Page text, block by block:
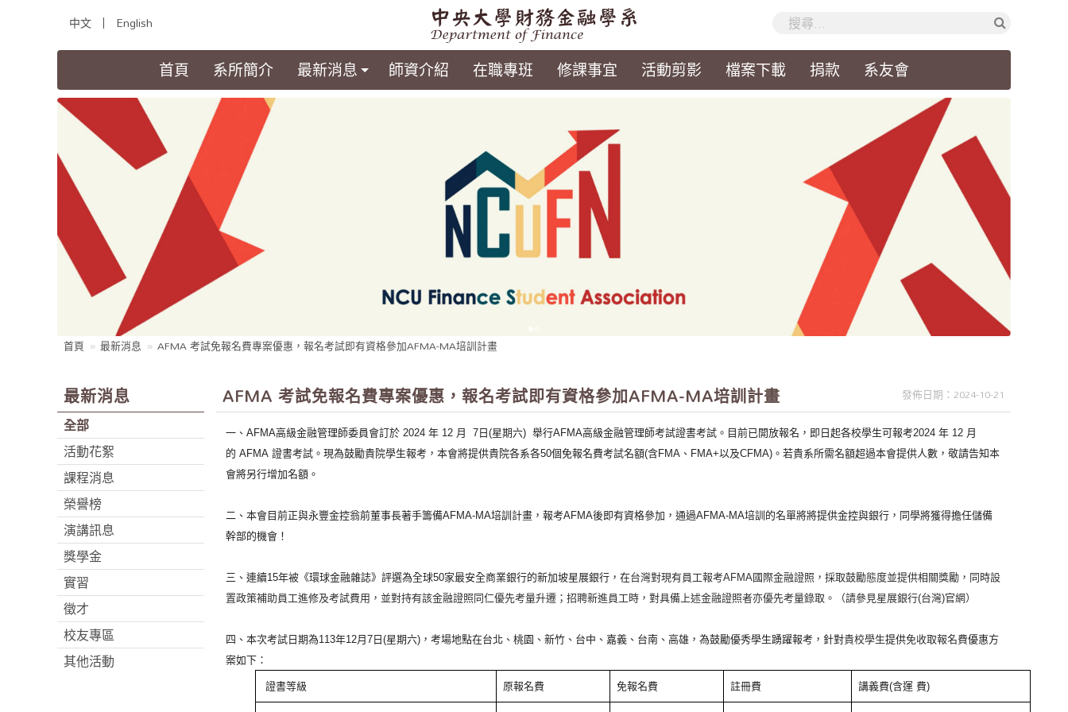
中文 English
首頁 (current)
系所簡介 最新消息 師資介紹 在職專班 修課事宜 活動剪影 檔案下載 捐款 系友會
首頁 最新消息 AFMA 考試免報名費專案優惠，報名考試即有資格參加AFMA-MA培訓計畫
最新消息
全部
活動花絮
課程消息
榮譽榜
演講訊息
獎學金
實習
徵才
校友專區
其他活動
AFMA 考試免報名費專案優惠，報名考試即有資格參加AFMA-MA培訓計畫 發佈日期：2024-10-21
一、 AFMA高級金融管理師委員會訂於 2024 年 12 月 7 日 (星期六) 舉行AFMA高級金融管理師考試證書考試。目前已開放報名，即日起各校學生可報考2024 年 12 月
的 AFMA 證書考試。現為鼓勵貴院學生報考，本會將提供貴院各系各50個免報名費考試名額(含FMA 、 FMA+以及CFMA) 。若貴系所需名額超過本會提供人數，敬請告知本
會將另行增加名額。
二、本會目前正與永豐金控翁前董事長著手籌備AFMA-MA培訓計畫，報考AFMA後即有資格參加，通過AFMA-MA培訓的名單將將提供金控與銀行，同學將獲得擔任儲備
幹部的機會！
三、連續15年被《環球金融雜誌》評選為全球50家最安全商業銀行的新加坡星展銀行，在台灣對現有員工報考AFMA國際金融證照，採取鼓勵態度並提供相關獎勵，同時設
置政策補助員工進修及考試費用，並對持有該金融證照同仁優先考量升遷；招聘新進員工時，對具備上述金融證照者亦優先考量錄取。（請參見星展銀行(台灣)官網）
四、本次考試日期為113年12月 7 日 (星期六) ，考場地點在台北、桃園、新竹、台中、嘉義、台南、高雄，為鼓勵優秀學生踴躍報考，針對貴校學生提供免收取報名費優惠方
案如下：
證書等級 原報名費 免報名費 註冊費 講義費(含運 費)